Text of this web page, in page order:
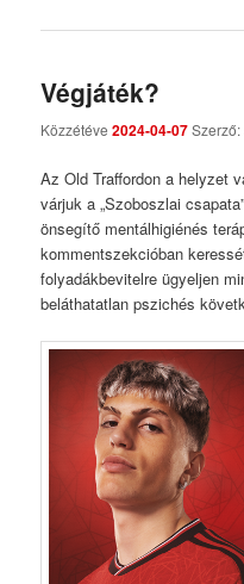
Végjáték?
Közzétéve2024-04-07Szerző:
Az Old Traffordon a helyzet
várjuk a „Szoboszlai
önsegítő mentálhigiénés
kommentszekcióban
folyadákbevitelre ügyeljen
beláthatatlan pszichés